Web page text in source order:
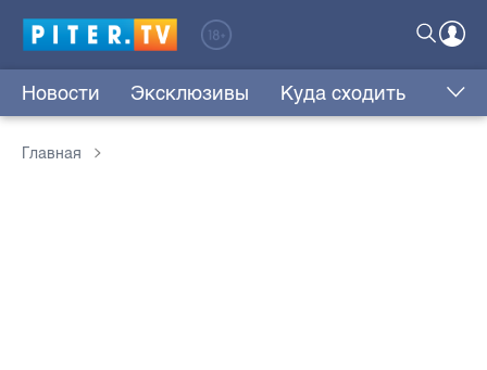
Новости Эксклюзивы Куда сходить
Главная